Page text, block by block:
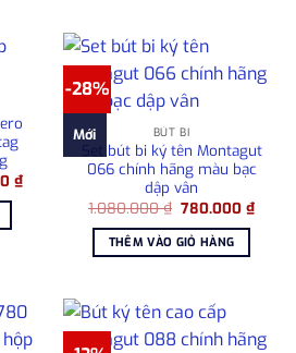
₫.
₫Giá
hiện
1.800.000 ₫.
-28%
Mới BÚT BI
Set bút bi ký tên Montagut
066 chính hãng màu bạc
dập vân
1.080.000₫ Giá
là:
1.080.000 ₫.
780.000₫Giá
hiện
THÊM VÀO GIỎ HÀNG